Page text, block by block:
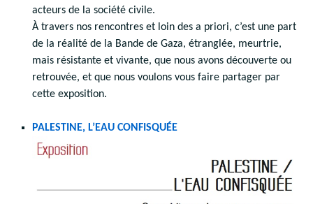
acteurs de la société civile.
À travers nos rencontres et loin des a priori, c’est une part
de la réalité de la Bande de Gaza, étranglée, meurtrie,
mais résistante et vivante, que nous avons découverte ou
retrouvée, et que nous voulons vous faire partager par
cette exposition.
PALESTINE, L’EAU CONFISQUÉE